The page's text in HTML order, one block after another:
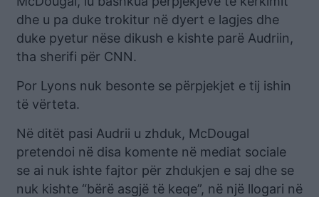
dhe u pa duke trokitur në dyert e lagjes dhe
duke pyetur nëse dikush e kishte parë Audriin,
tha sherifi për CNN.
Por Lyons nuk besonte se përpjekjet e tij ishin
të vërteta.
Në ditët pasi Audrii u zhduk, McDougal
pretendoi në disa komente në mediat sociale
se ai nuk ishte fajtor për zhdukjen e saj dhe se
nuk kishte “bërë asgjë të keqe”, në një llogari në